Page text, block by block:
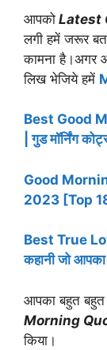
आपको Latest
लगी हमें जरूर
कामना है।अगर
लिख भेजिये हमें
Best Good
| गुड मॉर्निंग
Good
2023 [Top
Best True
कहानी जो
आपका बहुत बहुत
Morning
किया ।